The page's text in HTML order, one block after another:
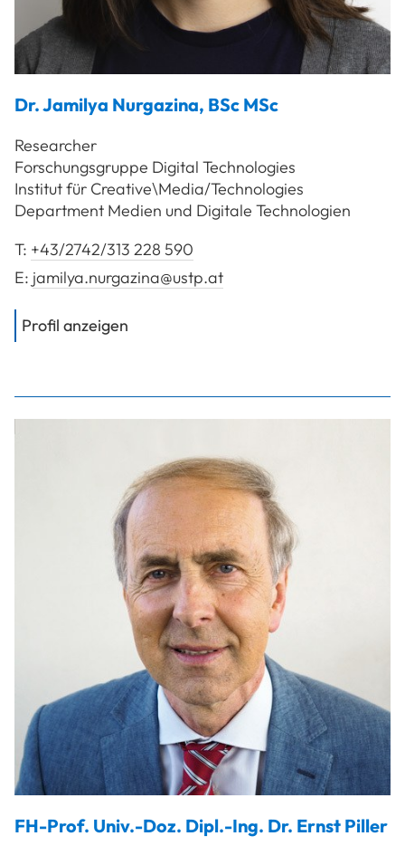
Dr.Jamilya Nurgazina, BSc MSc
Researcher
Forschungsgruppe Digital Technologies
Institut für Creative\Media/Technologies
Department Medien und Digitale Technologien
T: +43/2742/313 228 590
E: jamilya.nurgazina@ustp.at
Profil anzeigen
FH-Prof. Univ.-Doz. Dipl.-Ing. Dr. Ernst Piller